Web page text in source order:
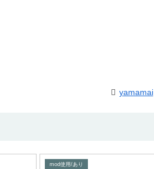
yamamai
mod使用/あり